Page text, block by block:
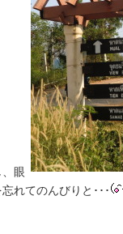
眼
れてのんびりと･･･